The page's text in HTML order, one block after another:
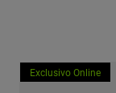
Exclusivo Online